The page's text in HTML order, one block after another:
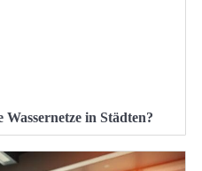
in Städten?